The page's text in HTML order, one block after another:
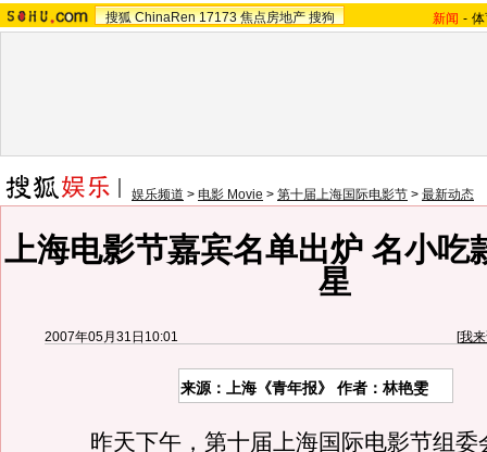
搜狐 ChinaRen 17173 焦点房地产 搜狗 新闻 -
娱乐频道 > 电影 Movie > 第十届上海国际电影节 > 最新动态
上海电影节嘉宾名单出炉 名小吃
星
2007年05月31日10:01 [我
来源：上海《青年报》 作者：林艳雯
昨天下午，第十届上海国际电影节组委